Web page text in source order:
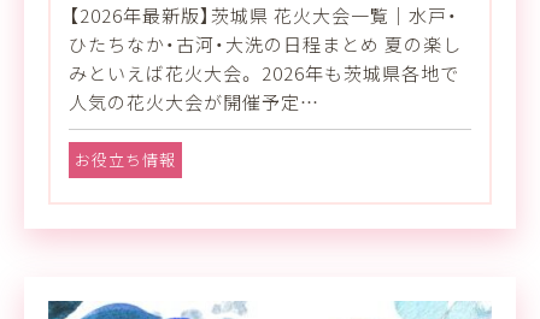
【2026年最新版】茨城県 花火大会一覧｜水戸・
ひたちなか・古河・大洗の日程まとめ 夏の楽し
みといえば花火大会。 2026年も茨城県各地で
人気の花火大会が開催予定…
お役立ち情報